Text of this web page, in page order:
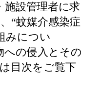
施設管理者に求
“蚊媒介感染症
みについ
への侵入とその
目次をご覧下